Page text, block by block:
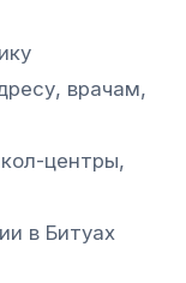
врачам,
центры,
в Битуах